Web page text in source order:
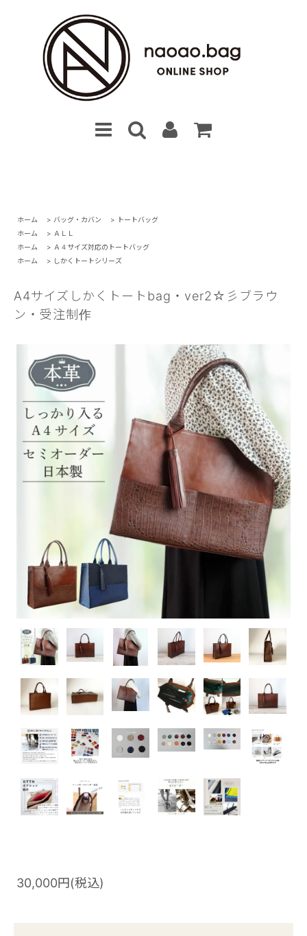
ホーム > バッグ・カバン > トートバッグ
ホーム
> ＡＬＬ
ホーム
> Ａ４サイズ対応のトートバッグ
ホーム
> しかくトートシリーズ
A4サイズしかくトートbag・ver2☆彡ブラウ
ン・受注制作
30,000円(税込)